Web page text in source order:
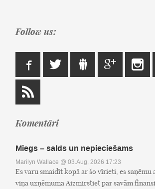
Follow us:
Komentāri
Miegs – salds un nepieciešams
Marilyn Wallace @ 03.Aug, 2026 17:23
Es varu smaidīt kopā ar šo vīrieti, es saņēmu
viņa uzņēmuma Aizmirstiet par savām